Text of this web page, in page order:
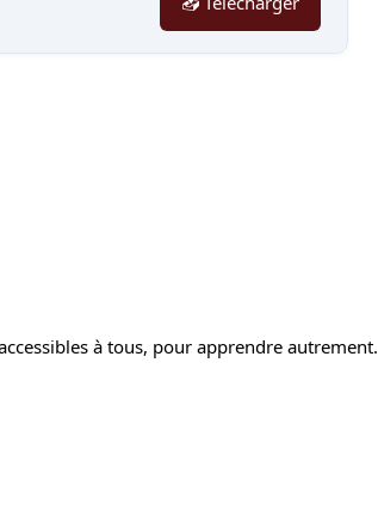
à tous, pour apprendre autrement.